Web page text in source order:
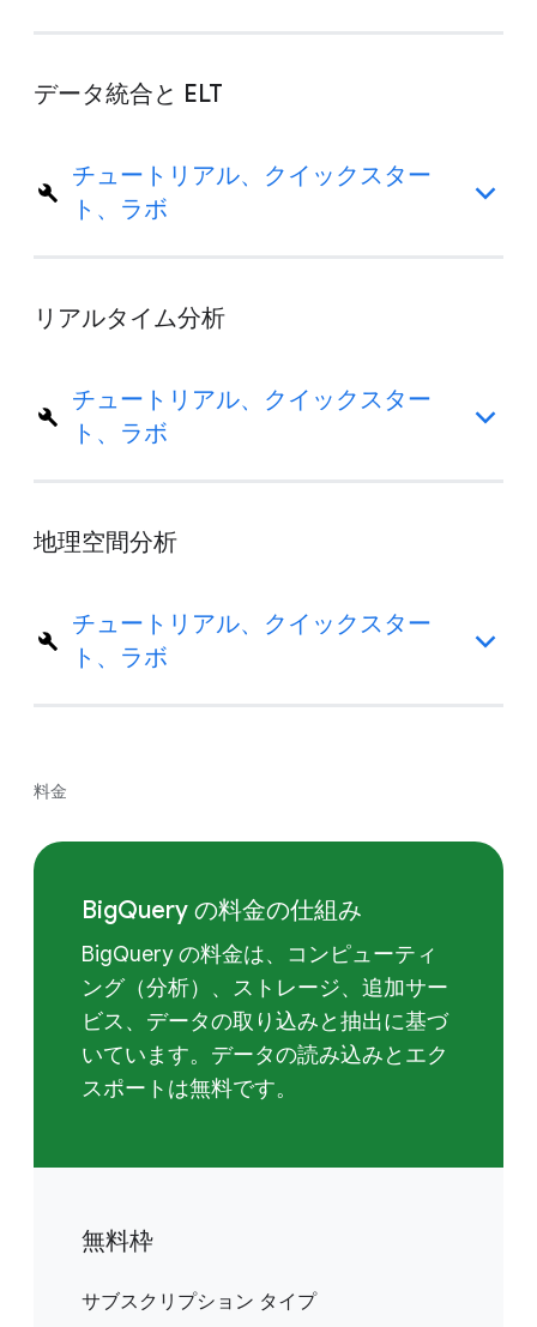
データ統合と ELT
チュートリアル、クイックスター
ト、ラボ
リアルタイム分析
チュートリアル、クイックスター
ト、ラボ
地理空間分析
チュートリアル、クイックスター
ト、ラボ
料金
BigQuery の料金の仕組み
BigQuery の料金は、コンピューティ
ング（分析）、ストレージ、追加サー
ビス、データの取り込みと抽出に基づ
いています。データの読み込みとエク
スポートは無料です。
無料枠
サブスクリプション タイプ